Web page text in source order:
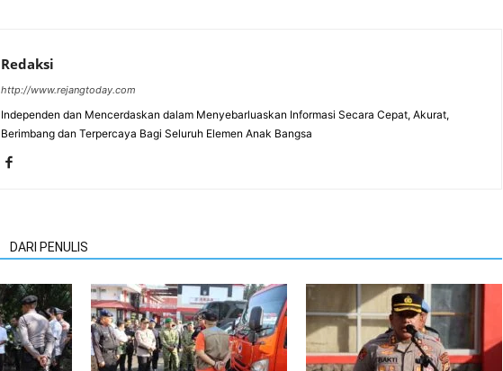
Redaksi
http://www.rejangtoday.com
Independen dan Mencerdaskan dalam Menyebarluaskan Informasi Secara Cepat, Akurat,
Berimbang dan Terpercaya Bagi Seluruh Elemen Anak Bangsa
DARI PENULIS